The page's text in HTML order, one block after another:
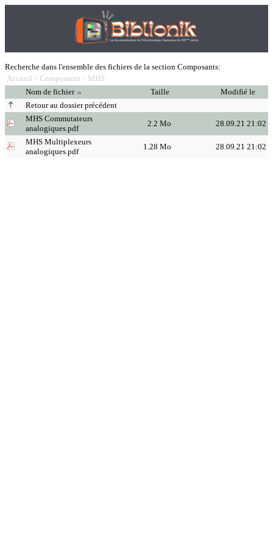
Recherche dans l'ensemble des fichiers de la section Composants:
Accueil > Composants > MHS
Nom de fichier
Taille
Modifié le
Retour au dossier précédent
MHS Commutateurs
analogiques.pdf
2.2 Mo
28.09.21 21:02
MHS Multiplexeurs
analogiques.pdf
1.28 Mo 28.09.21 21:02